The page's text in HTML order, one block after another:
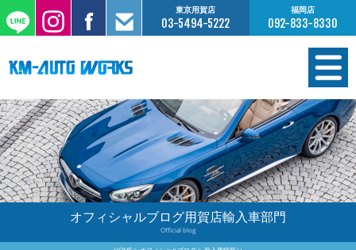
東京用賀店
03-5494-5222
福岡店
092-833-8330
在庫情報
オーダー販売
工場サービス
保証について
オフィシャルブログ用賀店輸入車部門
Official blog